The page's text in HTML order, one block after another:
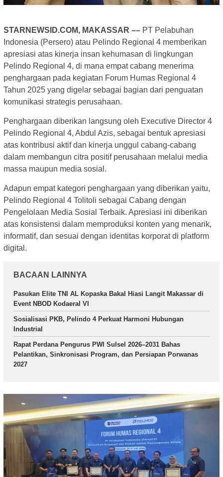
STARNEWSID.COM, MAKASSAR –– PT Pelabuhan
Indonesia (Persero) atau Pelindo Regional 4 memberikan
apresiasi atas kinerja insan kehumasan di lingkungan
Pelindo Regional 4, di mana empat cabang menerima
penghargaan pada kegiatan Forum Humas Regional 4
Tahun 2025 yang digelar sebagai bagian dari penguatan
komunikasi strategis perusahaan.
Penghargaan diberikan langsung oleh Executive Director 4
Pelindo Regional 4, Abdul Azis, sebagai bentuk apresiasi
atas kontribusi aktif dan kinerja unggul cabang-cabang
dalam membangun citra positif perusahaan melalui media
massa maupun media sosial.
Adapun empat kategori penghargaan yang diberikan yaitu,
Pelindo Regional 4 Tolitoli sebagai Cabang dengan
Pengelolaan Media Sosial Terbaik. Apresiasi ini diberikan
atas konsistensi dalam memproduksi konten yang menarik,
informatif, dan sesuai dengan identitas korporat di platform
digital.
BACAAN LAINNYA
Pasukan Elite TNI AL Kopaska Bakal Hiasi Langit Makassar di
Event NBOD Kodaeral VI
Sosialisasi PKB, Pelindo 4 Perkuat Harmoni Hubungan
Industrial
Rapat Perdana Pengurus PWI Sulsel 2026–2031 Bahas
Pelantikan, Sinkronisasi Program, dan Persiapan Porwanas
2027